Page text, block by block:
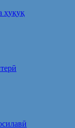
ҳуқуқ